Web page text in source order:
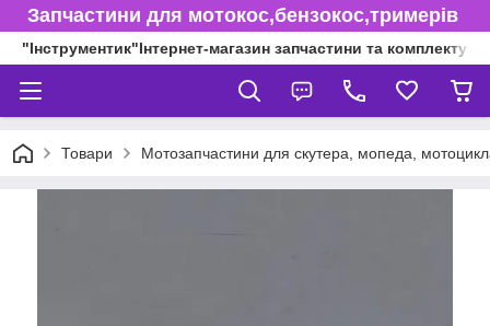
Запчастини для мотокос,бензокос,тримерів
"Інструментик"Інтернет-магазин запчастини та
Товари Мотозапчастини для скутера, мопеда,